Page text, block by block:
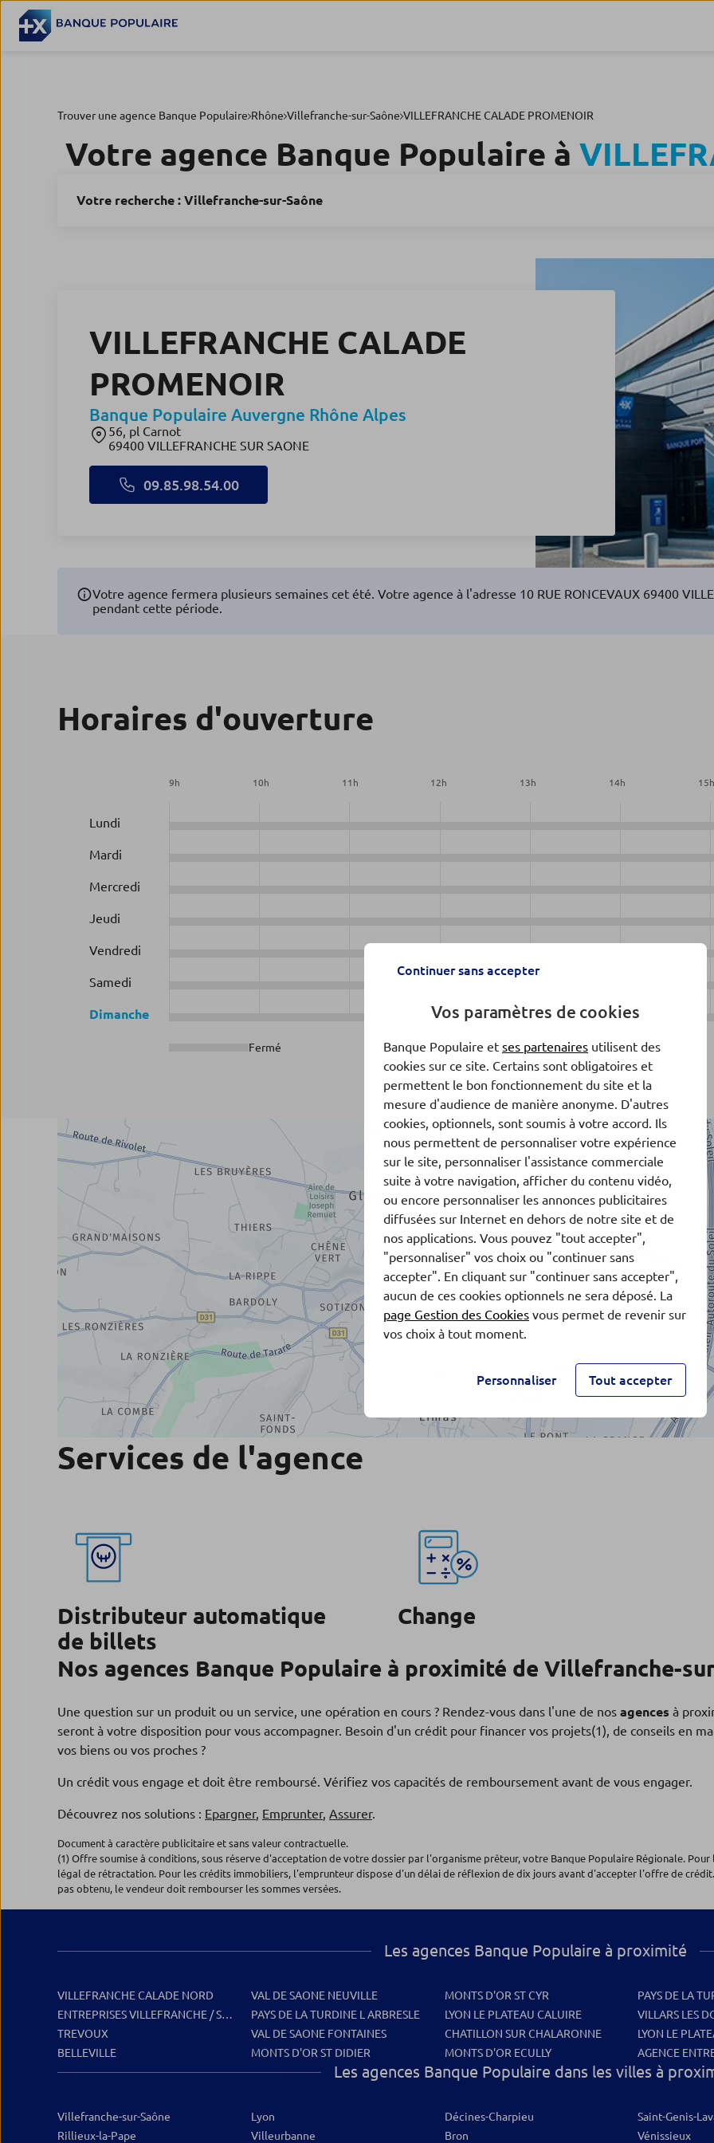
Trouver une agence Banque Populaire Rhône Villefranche-sur-Saône VILLEFRANCHE CALADE PROMENOIR
Votre agence Banque Populaire à
Votre recherche : Villefranche-sur-Saône
VILLEFRANCHE CALADE
PROMENOIR
Banque Populaire Auvergne Rhône Alpes
56, pl Carnot
69400 VILLEFRANCHE SUR SAONE
09.85.98.54.00
Votre agence fermera plusieurs semaines cet été. Votre agence à l'adresse 10 RUE RONCEVAUX 69400
pendant cette période.
Horaires d'ouverture
9h 10h 11 h 12h 13h 14h 15h
Lundi
Mardi
Mercredi
Jeudi
Vendredi
Samedi
Dimanche
Fermé
Services de l'agence
Distributeur automatique
de billets
Change
Nos agences Banque Populaire à proximité de Villefranche-
Une question sur un produit ou un service, une opération en cours ? Rendez-vous dans l'une de nos agences à
seront à votre disposition pour vous accompagner. Besoin d'un crédit pour financer vos projets(1), de conseils en
vos biens ou vos proches ?
Un crédit vous engage et doit être remboursé. Vérifiez vos capacités de remboursement avant de vous engager.
Découvrez nos solutions : Epargner, Emprunter, Assurer.
Document à caractère publicitaire et sans valeur contractuelle.
(1) Offre soumise à conditions, sous réserve d'acceptation de votre dossier par l'organisme prêteur, votre Banque Populaire Régionale.
légal de rétractation. Pour les crédits immobiliers, l'emprunteur dispose d'un délai de réflexion de dix jours avant d'accepter l'offre de
pas obtenu, le vendeur doit rembourser les sommes versées.
Les agences Banque Populaire à proximité
VILLEFRANCHE CALADE NORD
ENTREPRISES VILLEFRANCHE / SAONE
TREVOUX
BELLEVILLE
VAL DE SAONE NEUVILLE
PAYS DE LA TURDINE L ARBRESLE
VAL DE SAONE FONTAINES
MONTS D'OR ST DIDIER
MONTS D'OR ST CYR
LYON LE PLATEAU CALUIRE
CHATILLON SUR CHALARONNE
MONTS D'OR ECULLY
PAYS DE LA
VILLARS LES
LYON LE
AGENCE
Les agences Banque Populaire dans les villes à
Villefranche-sur-Saône
Rillieux-la-Pape
Lyon
Villeurbanne
Décines-Charpieu
Bron
Saint-Genis-
Vénissieux
Continuer sans accepter
Vos paramètres de cookies
Banque Populaire et ses partenaires utilisent des
cookies sur ce site. Certains sont obligatoires et
permettent le bon fonctionnement du site et la
mesure d'audience de manière anonyme. D'autres
cookies, optionnels, sont soumis à votre accord. Ils
nous permettent de personnaliser votre expérience
sur le site, personnaliser l'assistance commerciale
suite à votre navigation, afficher du contenu vidéo,
ou encore personnaliser les annonces publicitaires
diffusées sur Internet en dehors de notre site et de
nos applications. Vous pouvez "tout accepter",
"personnaliser" vos choix ou "continuer sans
accepter". En cliquant sur "continuer sans accepter",
aucun de ces cookies optionnels ne sera déposé. La
page Gestion des Cookies vous permet de revenir sur
vos choix à tout moment.
Personnaliser Tout accepter